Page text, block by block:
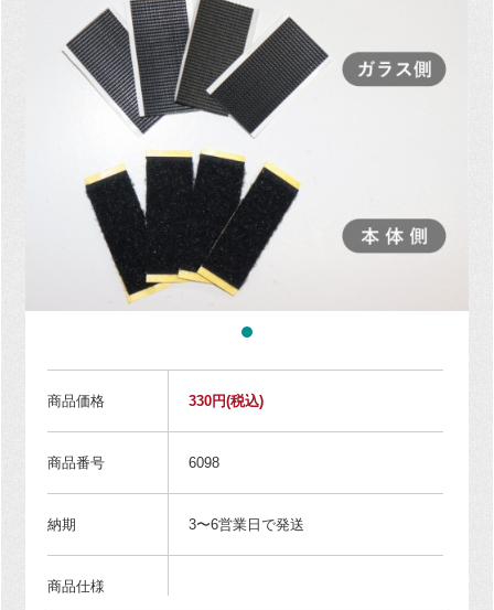
商品価格 330円(税込)
商品番号 6098
納期 3〜6営業日で発送
商品仕様